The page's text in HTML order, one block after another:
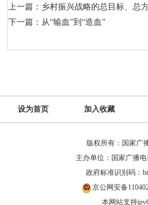
上一篇：乡村振兴战略的总目标、总
下一篇：从“输血”到“造血”
设为首页 加入收藏
版权所有：国家广
主办单位：国家广播
政府标准识别码：
京公网安备
本网站支持